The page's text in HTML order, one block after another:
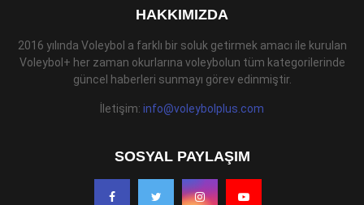
HAKKIMIZDA
2016 yılında Voleybol a farklı bir soluk getirmek amacı ile kurulan
Voleybol+ her zaman okurlarına voleybolun tüm kategorilerinde
güncel haberleri sunmayı görev edinmiştir.
İletişim: info@voleybolplus.com
SOSYAL PAYLAŞIM